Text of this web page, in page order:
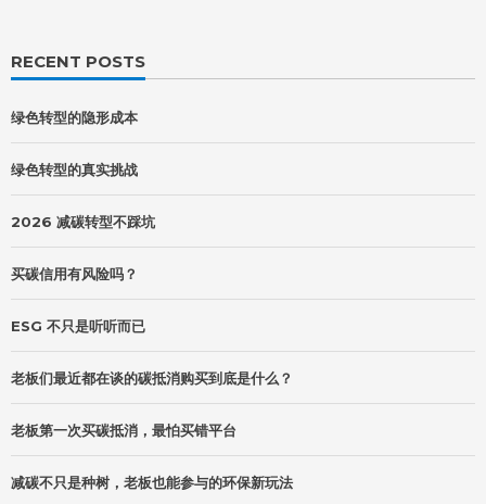
RECENT POSTS
绿色转型的隐形成本
绿色转型的真实挑战
2026 减碳转型不踩坑
买碳信用有风险吗？
ESG 不只是听听而已
老板们最近都在谈的碳抵消购买到底是什么？
老板第一次买碳抵消，最怕买错平台
减碳不只是种树，老板也能参与的环保新玩法